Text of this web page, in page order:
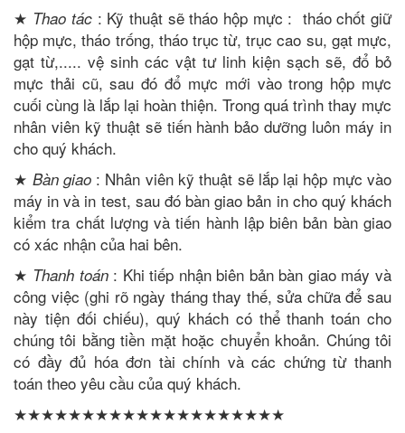
★ Thao tác : Kỹ thuật sẽ tháo hộp mực : tháo chốt giữ
hộp mực, tháo trống, tháo trục từ, trục cao su, gạt mực,
gạt từ,..... vệ sinh các vật tư linh kiện sạch sẽ, đổ bỏ
mực thải cũ, sau đó đổ mực mới vào trong hộp mực
cuối cùng là lắp lại hoàn thiện. Trong quá trình thay mực
nhân viên kỹ thuật sẽ tiến hành bảo dưỡng luôn máy in
cho quý khách.
★ Bàn giao : Nhân viên kỹ thuật sẽ lắp lại hộp mực vào
máy in và in test, sau đó bàn giao bản in cho quý khách
kiểm tra chất lượng và tiến hành lập biên bản bàn giao
có xác nhận của hai bên.
★ Thanh toán: Khi tiếp nhận biên bản bàn giao máy và
công việc (ghi rõ ngày tháng thay thế, sửa chữa để sau
này tiện đối chiếu), quý khách có thể thanh toán cho
chúng tôi bằng tiền mặt hoặc chuyển khoản. Chúng tôi
có đầy đủ hóa đơn tài chính và các chứng từ thanh
toán theo yêu cầu của quý khách.
★★★★★★★★★★★★★★★★★★★★